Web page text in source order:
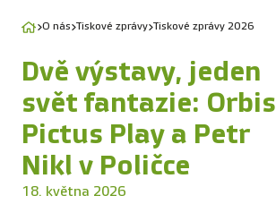
O nás Tiskové zprávy Tiskové zprávy 2026
Dvě výstavy, jeden
svět fantazie: Orbis
Pictus Play a Petr
Nikl v Poličce
18. května 2026